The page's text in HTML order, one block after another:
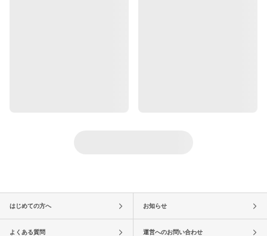
はじめての方へ お知らせ
よくある質問 運営へのお問い合わせ